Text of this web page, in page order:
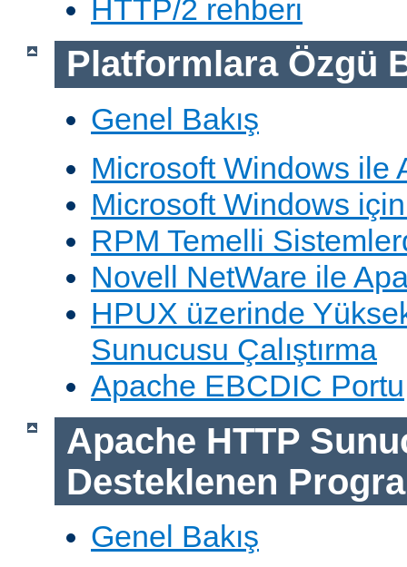
HTTP/2 rehberi
Platformlara Özgü
Genel Bakış
Microsoft Windows ile
Microsoft Windows
RPM Temelli
Novell NetWare ile
HPUX üzerinde
Sunucusu Çalıştırma
Apache EBCDIC Portu
Apache HTTP
Desteklenen
Genel Bakış